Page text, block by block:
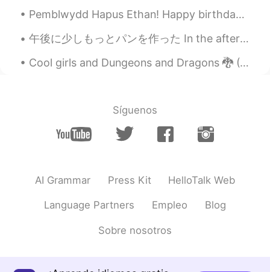
私は美と獣が大好きです🌹ベルは
で、彼が彼女の尊敬を得たとき獣に親
私は美 女と 野獣が大好きです🌹ベルは
のあちこち
したが、彼女は彼に
屈服す
ることを拒
。
うとしましたが、彼女は彼の力づくな
た。
私はBelleが本当に心がこもっていて、
Pemblwydd Hapus Ethan! Happy birthday Ethan! My nephews 10th birthday! Let’s just say! I’ve als...
午後に少しもっとパンを作った In the afternoon I made a little more bread 蜂蜜と全粒粉パン It’s honey and whole wheat b...
Cool girls and Dungeons and Dragons 🐉 (Patrick Cullen) Billy comes running up to his best frien...
Síguenos
AI Grammar Press Kit HelloTalk Web
Language Partners Empleo Blog
Sobre nosotros